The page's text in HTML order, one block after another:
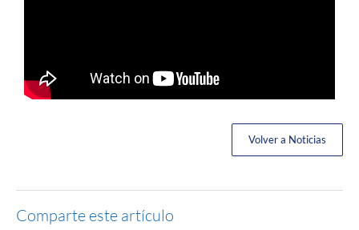
Volver a Noticias
Comparte este artículo